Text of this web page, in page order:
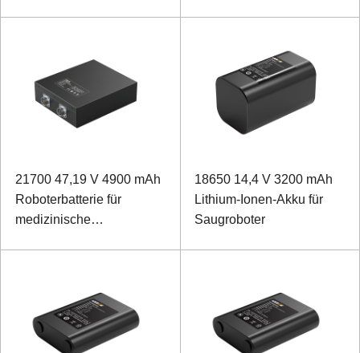
21700 47,19 V 4900 mAh
Roboterbatterie für
medizinische
18650 14,4 V 3200 mAh
Lithium-Ionen-Akku für
Saugroboter